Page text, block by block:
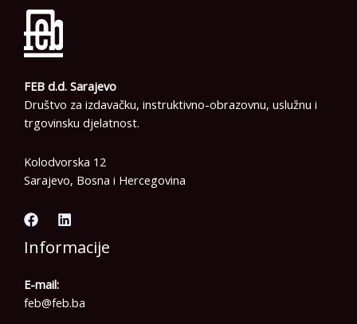
FEB d.d. Sarajevo
Društvo za izdavačku, instruktivno-obrazovnu, uslužnu i
trgovinsku djelatnost.
Kolodvorska 12
Sarajevo, Bosna i Hercegovina
Informacije
E-mail:
feb@feb.ba